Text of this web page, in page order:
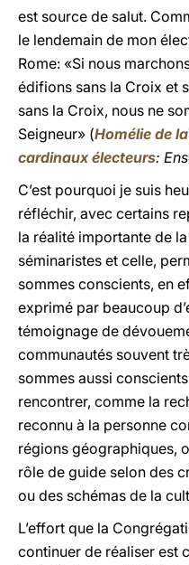
est source de salut.
le lendemain de mon
Rome: «Si nous
édifions sans la Croix et
sans la Croix, nous ne
Seigneur» (Homélie de
cardinaux électeurs:
C’est pourquoi je suis
réfléchir, avec certains
la réalité importante de
séminaristes et celle,
sommes conscients, en
exprimé par beaucoup
témoignage de
communautés souvent
sommes aussi
rencontrer, comme la
reconnu à la personne
régions géographiques,
rôle de guide selon des
ou des schémas de la
L’effort que la
continuer de réaliser est